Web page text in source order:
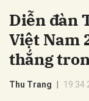
Diễn đàn
Việt Nam
thắng
Thu Trang 19:34